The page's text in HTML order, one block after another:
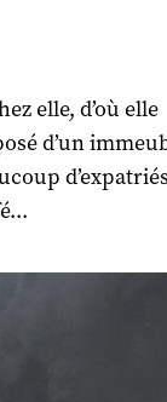
elle, d’où elle
d’un